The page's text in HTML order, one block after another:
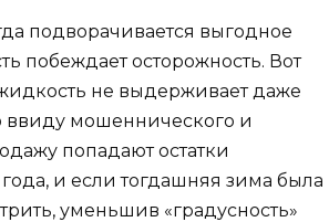
подворачивается выгодное
побеждает осторожность. Вот
не выдерживает даже
ввиду мошеннического и
попадают остатки
и если тогдашняя зима была
уменьшив «градусность»